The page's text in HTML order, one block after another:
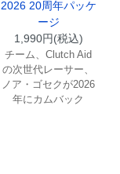
2026 20周年パッケ
ージ
1,990円(税込)
チーム、Clutch Aid
の次世代レーサー、
ノア・ゴセクが2026
年にカムバック